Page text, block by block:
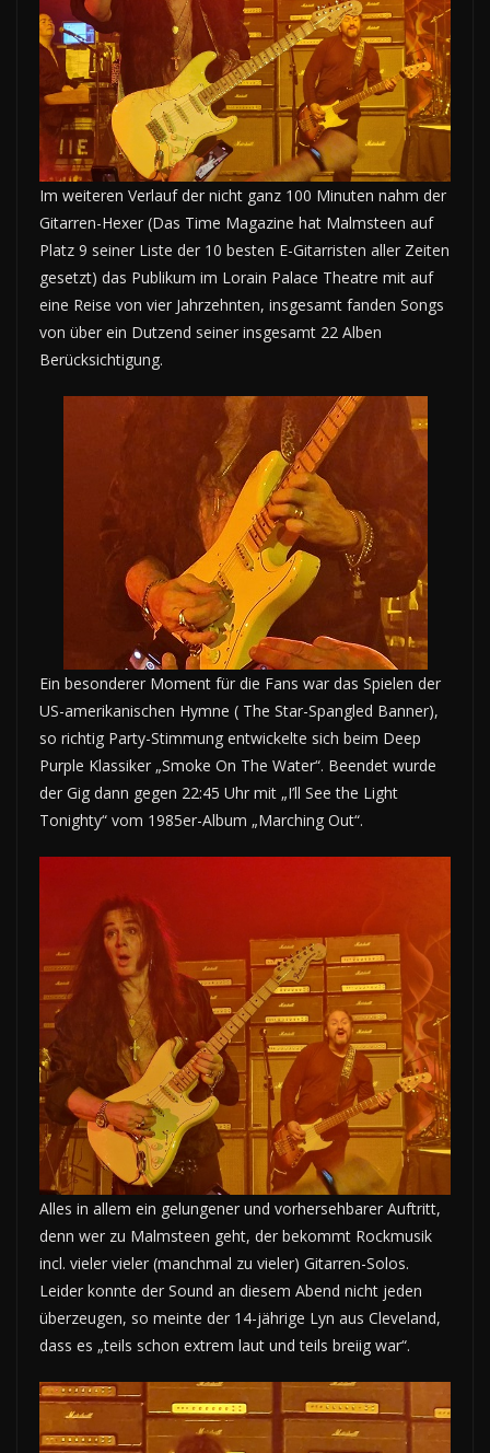
Im weiteren Verlauf der nicht ganz 100 Minuten nahm der
Gitarren-Hexer (Das Time Magazine hat Malmsteen auf
Platz 9 seiner Liste der 10 besten E-Gitarristen aller Zeiten
gesetzt) das Publikum im Lorain Palace Theatre mit auf
eine Reise von vier Jahrzehnten, insgesamt fanden Songs
von über ein Dutzend seiner insgesamt 22 Alben
Berücksichtigung.
Ein besonderer Moment für die Fans war das Spielen der
US-amerikanischen Hymne ( The Star-Spangled Banner),
so richtig Party-Stimmung entwickelte sich beim Deep
Purple Klassiker „Smoke On The Water“. Beendet wurde
der Gig dann gegen 22:45 Uhr mit „I’ll See the Light
Tonighty“ vom 1985er-Album „Marching Out“.
Alles in allem ein gelungener und vorhersehbarer Auftritt,
denn wer zu Malmsteen geht, der bekommt Rockmusik
incl. vieler vieler (manchmal zu vieler) Gitarren-Solos.
Leider konnte der Sound an diesem Abend nicht jeden
überzeugen, so meinte der 14-jährige Lyn aus Cleveland,
dass es „teils schon extrem laut und teils breiig war“.